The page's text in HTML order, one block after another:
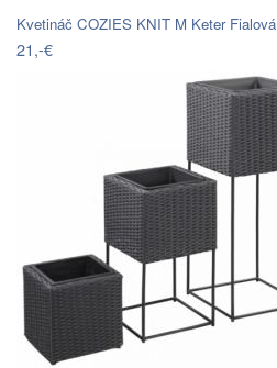
Kvetináč COZIES KNIT M Keter Fialová
21,-€